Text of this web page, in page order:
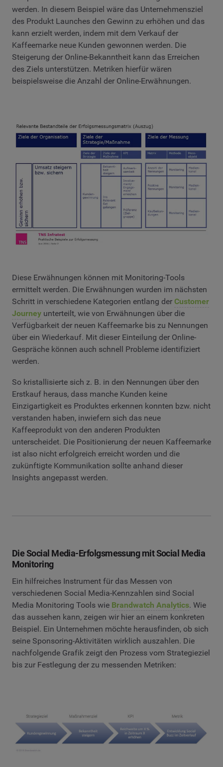
werden. In diesem Beispiel wäre das Unternehmensziel
des Produkt Launches den Gewinn zu erhöhen und das
kann erzielt werden, indem mit dem Verkauf der
Kaffeemarke neue Kunden gewonnen werden. Die
Steigerung der Online-Bekanntheit kann das Erreichen
des Ziels unterstützen. Metriken hierfür wären
beispielsweise die Anzahl der Online-Erwähnungen.
Diese Erwähnungen können mit Monitoring-Tools
ermittelt werden. Die Erwähnungen wurden im nächsten
Schritt in verschiedene Kategorien entlang der Customer
Journey unterteilt, wie von Erwähnungen über die
Verfügbarkeit der neuen Kaffeemarke bis zu Nennungen
über ein Wiederkauf. Mit dieser Einteilung der Online-
Gespräche können auch schnell Probleme identifiziert
werden.
So kristallisierte sich z. B. in den Nennungen über den
Erstkauf heraus, dass manche Kunden keine
Einzigartigkeit es Produktes erkennen konnten bzw. nicht
verstanden haben, inwiefern sich das neue
Kaffeeprodukt von den anderen Produkten
unterscheidet. Die Positionierung der neuen Kaffeemarke
ist also nicht erfolgreich erreicht worden und die
zukünftigte Kommunikation sollte anhand dieser
Insights angepasst werden.
Die Social Media-Erfolgsmessung mit Social Media
Monitoring
Ein hilfreiches Instrument für das Messen von
verschiedenen Social Media-Kennzahlen sind Social
Media Monitoring Tools wie Brandwatch Analytics. Wie
das aussehen kann, zeigen wir hier an einem konkreten
Beispiel. Ein Unternehmen möchte herausfinden, ob sich
seine Sponsoring-Aktivitäten wirklich auszahlen. Die
nachfolgende Grafik zeigt den Prozess vom Strategieziel
bis zur Festlegung der zu messenden Metriken: